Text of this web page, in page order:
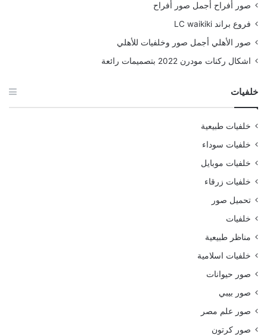
صور أفراح أجمل صور أفراح
فروع براند LC waikiki
صور الأهلي أجمل صور وخلفيات للأهلي
اشكال ركنات مودرن 2022 بتصميمات رائعة
خلفيات
خلفيات طبيعية
خلفيات سوداء
خلفيات موبايل
خلفيات زرقاء
تحميل صور
خلفيات
مناظر طبيعية
خلفيات اسلامية
صور حيوانات
صور بيبي
صور علم مصر
صور كرتون